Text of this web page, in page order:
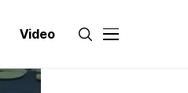
Video